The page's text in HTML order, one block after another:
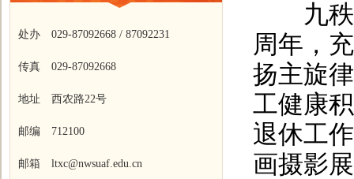
处办 029-87092668 / 87092231
传真 029-87092668
地址 西农路22号
邮编 712100
邮箱 ltxc@nwsuaf.edu.cn
九秩
周年，
扬主旋
工健康
退休工
画摄影